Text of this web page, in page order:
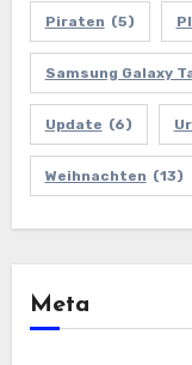
Piraten (5)
Samsung Galaxy
Update (6)
Weihnachten (13)
Meta